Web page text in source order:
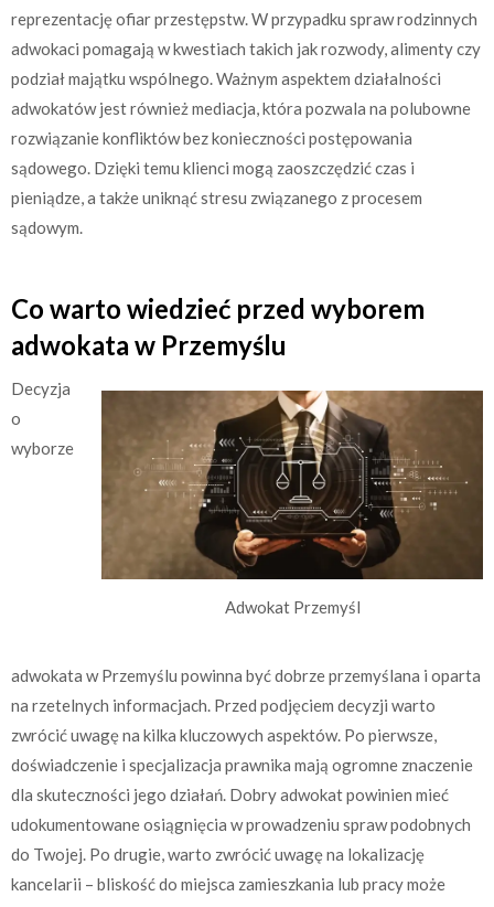
reprezentację ofiar przestępstw. W przypadku spraw rodzinnych
adwokaci pomagają w kwestiach takich jak rozwody, alimenty czy
podział majątku wspólnego. Ważnym aspektem działalności
adwokatów jest również mediacja, która pozwala na polubowne
rozwiązanie konfliktów bez konieczności postępowania
sądowego. Dzięki temu klienci mogą zaoszczędzić czas i
pieniądze, a także uniknąć stresu związanego z procesem
sądowym.
Co warto wiedzieć przed wyborem
adwokata w Przemyślu
Adwokat Przemyśl
Decyzja
o
wyborze
adwokata w Przemyślu powinna być dobrze przemyślana i oparta
na rzetelnych informacjach. Przed podjęciem decyzji warto
zwrócić uwagę na kilka kluczowych aspektów. Po pierwsze,
doświadczenie i specjalizacja prawnika mają ogromne znaczenie
dla skuteczności jego działań. Dobry adwokat powinien mieć
udokumentowane osiągnięcia w prowadzeniu spraw podobnych
do Twojej. Po drugie, warto zwrócić uwagę na lokalizację
kancelarii – bliskość do miejsca zamieszkania lub pracy może